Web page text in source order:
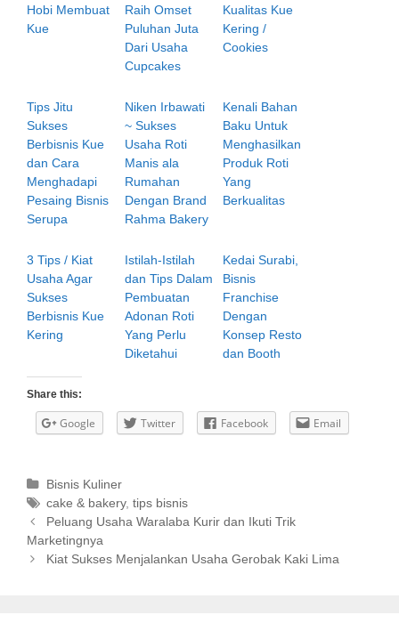
Hobi Membuat
Kue
Raih Omset
Puluhan Juta
Dari Usaha
Cupcakes
Kualitas Kue
Kering /
Cookies
Tips Jitu
Sukses
Berbisnis Kue
dan Cara
Menghadapi
Pesaing Bisnis
Serupa
Niken Irbawati
~ Sukses
Usaha Roti
Manis ala
Rumahan
Dengan Brand
Rahma Bakery
Kenali Bahan
Baku Untuk
Menghasilkan
Produk Roti
Yang
Berkualitas
3 Tips / Kiat
Usaha Agar
Sukses
Berbisnis Kue
Kering
Istilah-Istilah
dan Tips Dalam
Pembuatan
Adonan Roti
Yang Perlu
Diketahui
Kedai Surabi,
Bisnis
Franchise
Dengan
Konsep Resto
dan Booth
Share this:
Google Twitter Facebook Email
C
a
t
e
g
Bisnis Kuliner
T
a
g
s
cake & bakery, tips bisnis
P
o
s
Peluang Usaha Waralaba Kurir dan Ikuti Trik
Marketingnya
Kiat Sukses Menjalankan Usaha Gerobak Kaki Lima